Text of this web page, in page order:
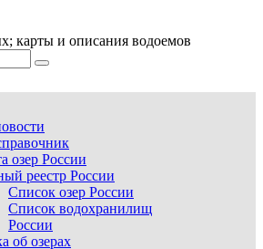
карты и описания водоемов
озер России
реестр России
Список озер России
Список водохранилищ
России
об озерах